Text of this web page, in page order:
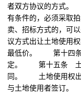
者双方协议的方式。
有条件的，必须采取
卖、招标方式的，
议方式出让土地使用
最低价。 第十四条
定。 第十五条 土地
同。 土地使用权出
与土地使用者签订